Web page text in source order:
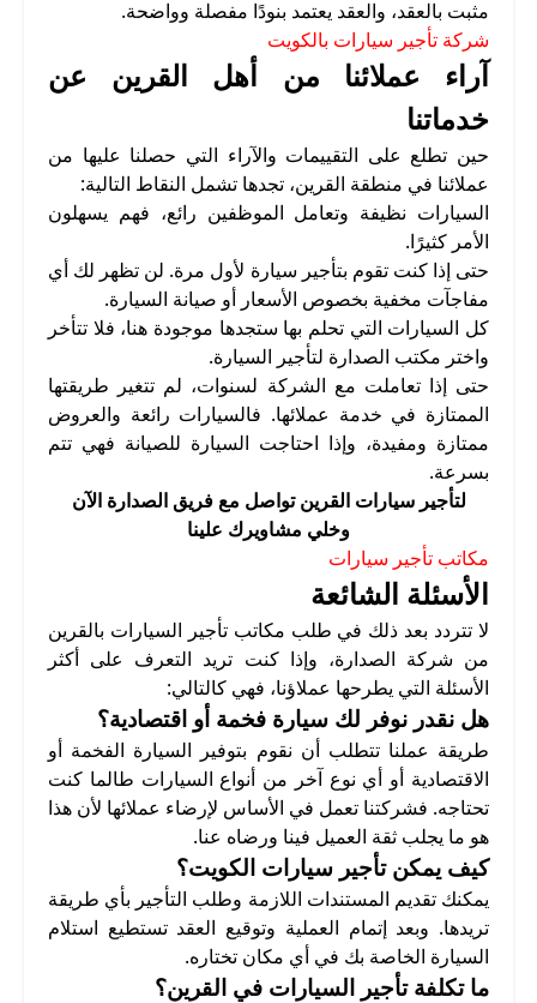
مثبت بالعقد، والعقد يعتمد بنودًا مفصلة وواضحة.
شركة تأجير سيارات بالكويت
آراء عملائنا من أهل القرين عن
خدماتنا
حين تطلع على التقييمات والآراء التي حصلنا عليها من
عملائنا في منطقة القرين، تجدها تشمل النقاط التالية:
السيارات نظيفة وتعامل الموظفين رائع، فهم يسهلون
الأمر كثيرًا.
حتى إذا كنت تقوم بتأجير سيارة لأول مرة. لن تظهر لك أي
مفاجآت مخفية بخصوص الأسعار أو صيانة السيارة.
كل السيارات التي تحلم بها ستجدها موجودة هنا، فلا تتأخر
واختر مكتب الصدارة لتأجير السيارة.
حتى إذا تعاملت مع الشركة لسنوات، لم تتغير طريقتها
الممتازة في خدمة عملائها. فالسيارات رائعة والعروض
ممتازة ومفيدة، وإذا احتاجت السيارة للصيانة فهي تتم
بسرعة.
لتأجير سيارات القرين تواصل مع فريق الصدارة الآن
وخلي مشاويرك علينا
مكاتب تأجير سيارات
الأسئلة الشائعة
لا تتردد بعد ذلك في طلب مكاتب تأجير السيارات بالقرين
من شركة الصدارة، وإذا كنت تريد التعرف على أكثر
الأسئلة التي يطرحها عملاؤنا، فهي كالتالي:
هل نقدر نوفر لك سيارة فخمة أو اقتصادية؟
طريقة عملنا تتطلب أن نقوم بتوفير السيارة الفخمة أو
الاقتصادية أو أي نوع آخر من أنواع السيارات طالما كنت
تحتاجه. فشركتنا تعمل في الأساس لإرضاء عملائها لأن هذا
هو ما يجلب ثقة العميل فينا ورضاه عنا.
كيف يمكن تأجير سيارات الكويت؟
يمكنك تقديم المستندات اللازمة وطلب التأجير بأي طريقة
تريدها. وبعد إتمام العملية وتوقيع العقد تستطيع استلام
السيارة الخاصة بك في أي مكان تختاره.
ما تكلفة تأجير السيارات في القرين؟